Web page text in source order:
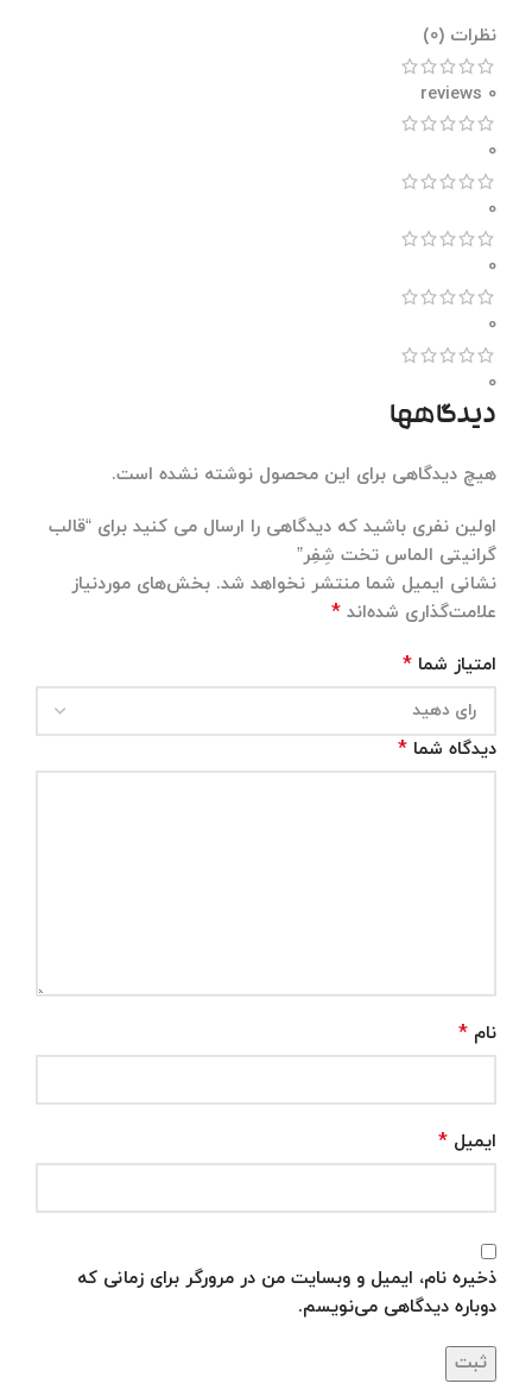
نظرات (0)
0 reviews
0
0
0
0
0
دیدگاهها
هیچ دیدگاهی برای این محصول نوشته نشده است.
اولین نفری باشید که دیدگاهی را ارسال می کنید برای “قالب
گرانیتی الماس تخت شِفِر”
نشانی ایمیل شما منتشر نخواهد شد. بخش‌های موردنیاز
علامت‌گذاری شده‌اند *
امتیاز شما *
دیدگاه شما *
نام *
ایمیل *
ذخیره نام، ایمیل و وبسایت من در مرورگر برای زمانی که
دوباره دیدگاهی می‌نویسم.